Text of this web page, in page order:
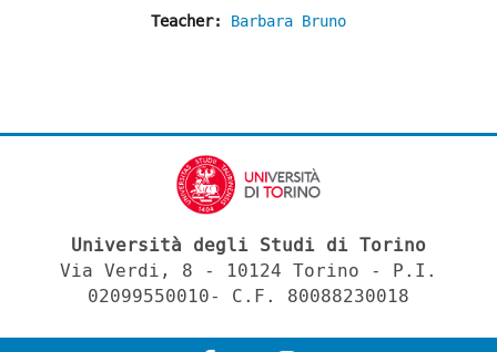
Teacher: Barbara Bruno
Università degli Studi di Torino
Via Verdi, 8 - 10124 Torino - P.I.
02099550010- C.F. 80088230018